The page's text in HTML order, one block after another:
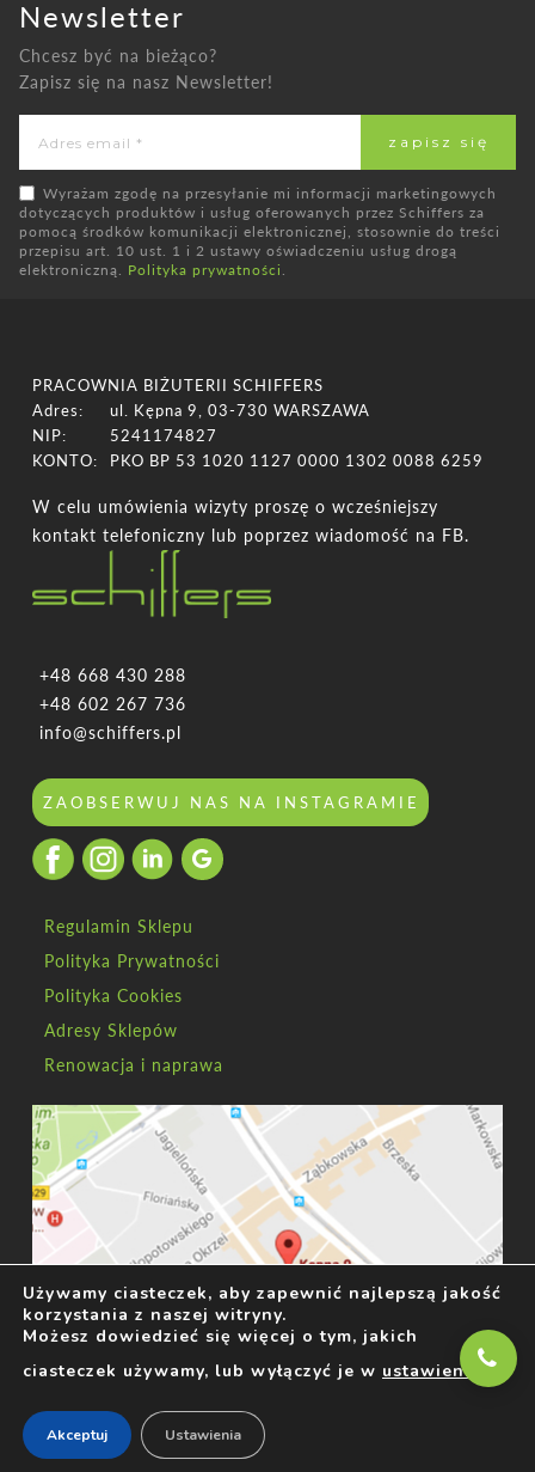
Newsletter
Chcesz być na bieżąco?
Zapisz się na nasz Newsletter!
Wyrażam zgodę na przesyłanie mi informacji marketingowych
dotyczących produktów i usług oferowanych przez Schiffers za
pomocą środków komunikacji elektronicznej, stosownie do treści
przepisu art. 10 ust. 1 i 2 ustawy oświadczeniu usług drogą
elektroniczną. Polityka prywatności
+48 668 430 288
+48 602 267 736
info@schiffers.pl
ZAOBSERWUJ NAS NA INSTAGRAMIE
Regulamin Sklepu
Polityka Prywatności
Polityka Cookies
Adresy Sklepów
Renowacja i naprawa
PRACOWNIA BIŻUTERII SCHIFFERS
Adres:
ul. Kępna 9, 03-730 WARSZAWA
NIP:
5241174827
KONTO:
PKO BP 53 1020 1127 0000 1302 0088 6259
W celu umówienia wizyty proszę o wcześniejszy
kontakt telefoniczny lub poprzez wiadomość na FB.
Copyright 2026 all rights reserved. Created by Wolfie
Używamy ciasteczek, aby zapewnić najlepszą jakość
korzystania z naszej witryny.
Możesz dowiedzieć się więcej o tym, jakich
ciasteczek używamy, lub wyłączyć je w ustawieniach
Akceptuj Ustawienia